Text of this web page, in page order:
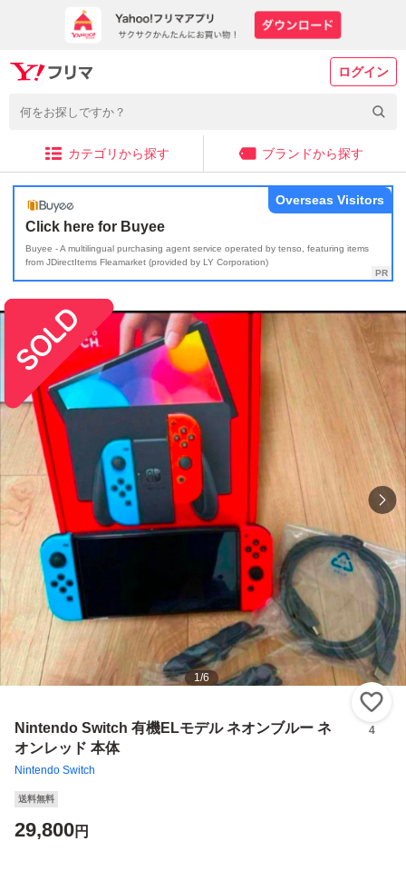
ログイン
カテゴリから探す ブランドから探す
Click here for Buyee
Buyee - A multilingual purchasing agent service operated by tenso, featuring items
from JDirectItems Fleamarket (provided by LY Corporation)
Overseas Visitors
1/6
Nintendo Switch 有機ELモデル ネオンブルー ネ
オンレッド 本体
Nintendo Switch
4
送料無料
29,800円